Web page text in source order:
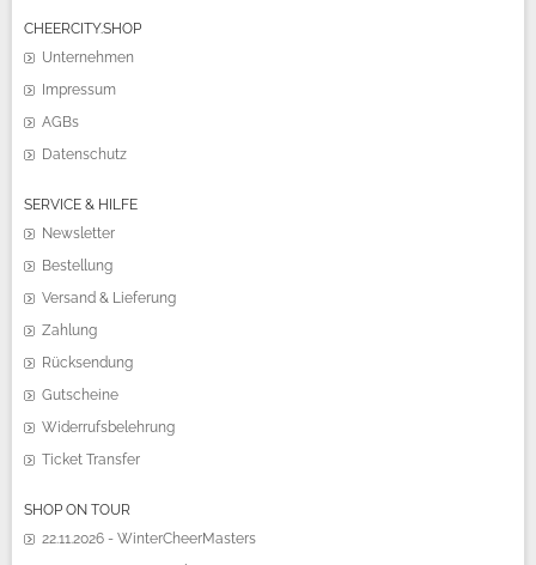
CHEERCITY.SHOP
Unternehmen
Impressum
AGBs
Datenschutz
SERVICE & HILFE
Newsletter
Bestellung
Versand & Lieferung
Zahlung
Rücksendung
Gutscheine
Widerrufsbelehrung
Ticket Transfer
SHOP ON TOUR
22.11.2026 - WinterCheerMasters